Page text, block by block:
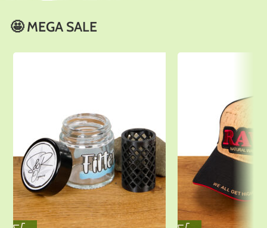
Zubehör
🤩 MEGA SALE